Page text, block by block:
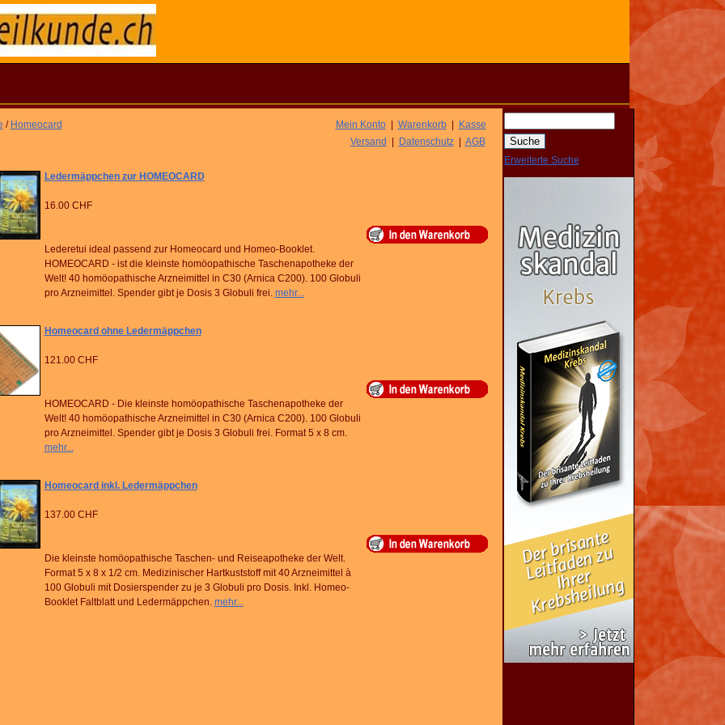
/ Homeocard Mein Konto| Warenkorb|
Kasse
Versand
Datenschutz| AGB
Ledermäppchen zur HOMEOCARD
16.00 CHF
Lederetui ideal passend zur Homeocard und Homeo-Booklet.
HOMEOCARD - ist die kleinste homöopathische Taschenapotheke der
Welt! 40 homöopathische Arzneimittel in C30 (Arnica C200). 100 Globuli
pro Arzneimittel. Spender gibt je Dosis 3 Globuli frei. mehr...
Homeocard ohne Ledermäppchen
121.00 CHF
HOMEOCARD - Die kleinste homöopathische Taschenapotheke der
Welt! 40 homöopathische Arzneimittel in C30 (Arnica C200). 100 Globuli
pro Arzneimittel. Spender gibt je Dosis 3 Globuli frei. Format 5 x 8 cm.
mehr...
Homeocard inkl. Ledermäppchen
137.00 CHF
Die kleinste homöopathische Taschen- und Reiseapotheke der Welt.
Format 5 x 8 x 1/2 cm. Medizinischer Hartkuststoff mit 40 Arzneimittel à
100 Globuli mit Dosierspender zu je 3 Globuli pro Dosis. Inkl. Homeo-
Booklet Faltblatt und Ledermäppchen. mehr...
Erweiterte Suche